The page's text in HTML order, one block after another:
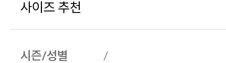
사이즈 추천
시즌/성별
/